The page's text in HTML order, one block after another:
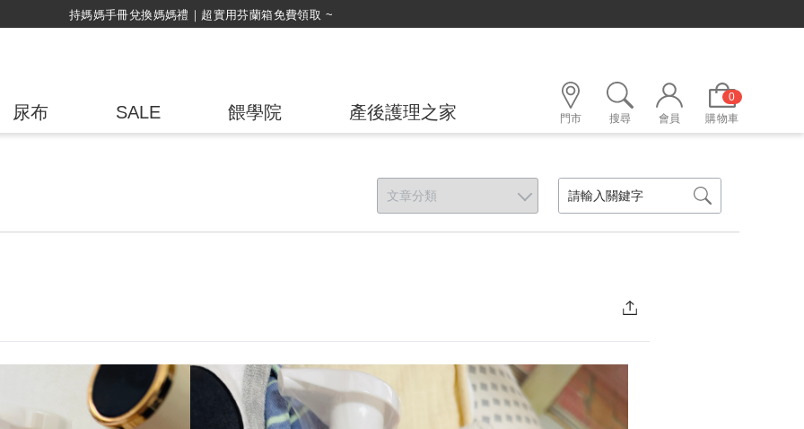
綁定LINE好友，500購物金立即折！
尿布 SALE 餵學院 產後護理之家 門市 搜尋 會員
0
購物車